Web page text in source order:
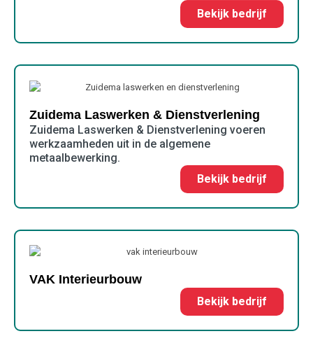
Bekijk bedrijf
Zuidema Laswerken & Dienstverlening
Zuidema Laswerken & Dienstverlening voeren
werkzaamheden uit in de algemene
metaalbewerking.
Bekijk bedrijf
VAK Interieurbouw
Bekijk bedrijf